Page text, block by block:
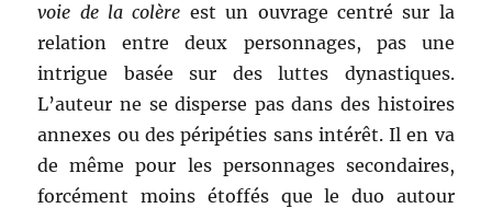
voie de la colère est un ouvrage centré sur la
relation entre deux personnages, pas une
intrigue basée sur des luttes dynastiques.
L’auteur ne se disperse pas dans des histoires
annexes ou des péripéties sans intérêt. Il en va
de même pour les personnages secondaires,
forcément moins étoffés que le duo autour